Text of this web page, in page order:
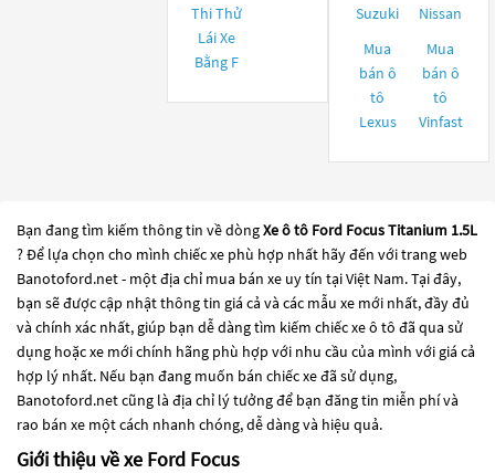
Thi Thử
Lái Xe
Bằng F
Suzuki
Nissan
Mua
bán ô
tô
Lexus
Mua
bán ô
tô
Vinfast
Bạn đang tìm kiếm thông tin về dòngXe ô tô Ford Focus Titanium 1.5L
? Để lựa chọn cho mình chiếc xe phù hợp nhất hãy đến với trang web
Banotoford.net - một địa chỉ mua bán xe uy tín tại Việt Nam. Tại đây,
bạn sẽ được cập nhật thông tin giá cả và các mẫu xe mới nhất, đầy đủ
và chính xác nhất, giúp bạn dễ dàng tìm kiếm chiếc xe ô tô đã qua sử
dụng hoặc xe mới chính hãng phù hợp với nhu cầu của mình với giá cả
hợp lý nhất. Nếu bạn đang muốn bán chiếc xe đã sử dụng,
Banotoford.net cũng là địa chỉ lý tưởng để bạn đăng tin miễn phí và
rao bán xe một cách nhanh chóng, dễ dàng và hiệu quả.
Giới thiệu về xe Ford Focus